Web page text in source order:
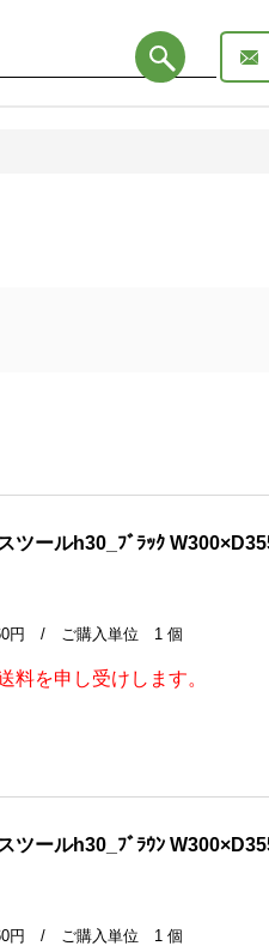
ツールh30_ﾌﾞﾗｯｸ
円 / ご購入単位 1 個
料を申し受けします。
ツールh30_ﾌﾞﾗｳﾝ
円 / ご購入単位 1 個